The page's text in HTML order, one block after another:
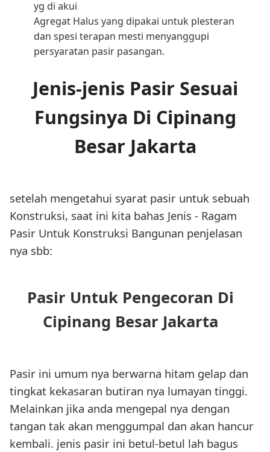
yg di akui
Agregat Halus yang dipakai untuk plesteran
dan spesi terapan mesti menyanggupi
persyaratan pasir pasangan.
Jenis-jenis Pasir Sesuai
Fungsinya Di Cipinang
Besar Jakarta
setelah mengetahui syarat pasir untuk sebuah
Konstruksi, saat ini kita bahas Jenis - Ragam
Pasir Untuk Konstruksi Bangunan penjelasan
nya sbb:
Pasir Untuk Pengecoran Di
Cipinang Besar Jakarta
Pasir ini umum nya berwarna hitam gelap dan
tingkat kekasaran butiran nya lumayan tinggi.
Melainkan jika anda mengepal nya dengan
tangan tak akan menggumpal dan akan hancur
kembali. jenis pasir ini betul-betul lah bagus